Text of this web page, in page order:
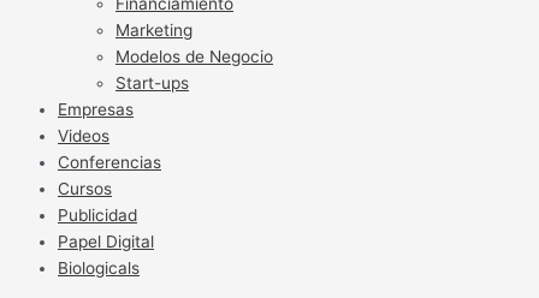
Marketing
Modelos de Negocio
Start-ups
Empresas
Videos
Conferencias
Cursos
Publicidad
Papel Digital
Biologicals